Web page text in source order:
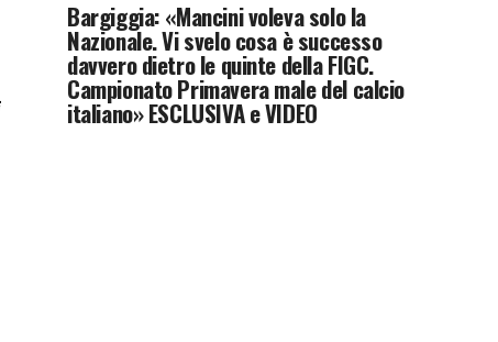
Bargiggia: «Mancini voleva solo la
Nazionale. Vi svelo cosa è successo
davvero dietro le quinte della FIGC.
Campionato Primavera male del calcio
italiano» ESCLUSIVA e VIDEO